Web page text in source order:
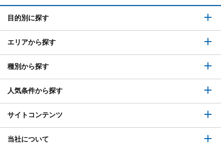
目的別に探す
エリアから探す
種別から探す
人気条件から探す
サイトコンテンツ
当社について